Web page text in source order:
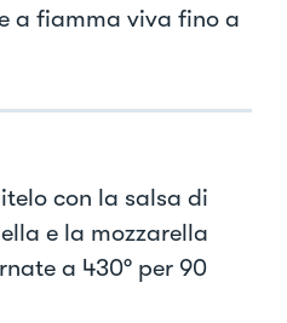
a fiamma viva fino a
con la salsa di
e la mozzarella
a 430° per 90